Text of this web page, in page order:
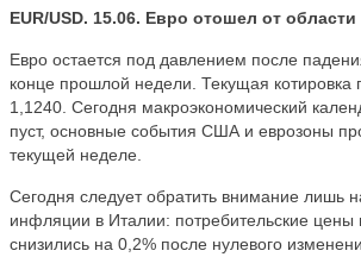
EUR/USD. 15.06. Евро отошел от
Евро остается под давлением после
конце прошлой недели. Текущая котировка
1,1240. Сегодня макроэкономический
пуст, основные события США и еврозоны
текущей неделе.
Сегодня следует обратить внимание лишь
инфляции в Италии: потребительские цены
снизились на 0,2% после нулевого